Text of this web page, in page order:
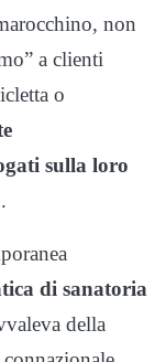
non
a clienti
o
sulla loro
.
di sanatoria
della